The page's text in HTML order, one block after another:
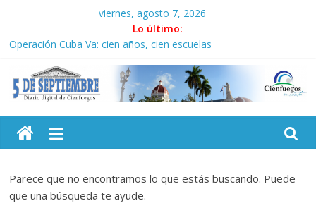
contenido
viernes, agosto 7, 2026
Lo último:
Operación Cuba Va: cien años, cien escuelas
Por ti, Fidel; por todos (+ Multimedia)
“Junto a Fidel”: En imágenes la prensa cubana rinde tributo al
Comandante (+ Fotos)
donativos por el centenario de Fidel
5
Septiembre
Diario
digital
Parece que no encontramos lo que estás buscando. Puede
que una búsqueda te ayude.